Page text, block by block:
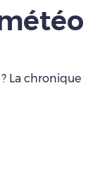
La chronique